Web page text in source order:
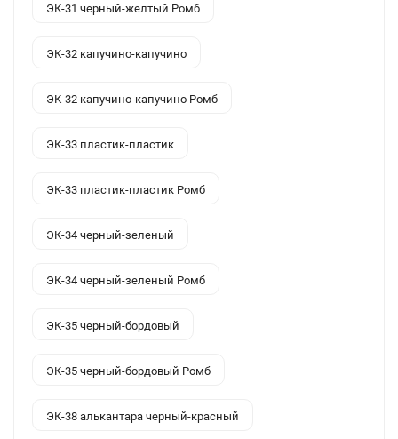
ЭК-31 черный-желтый Ромб
ЭК-32 капучино-капучино
ЭК-32 капучино-капучино Ромб
ЭК-33 пластик-пластик
ЭК-33 пластик-пластик Ромб
ЭК-34 черный-зеленый
ЭК-34 черный-зеленый Ромб
ЭК-35 черный-бордовый
ЭК-35 черный-бордовый Ромб
ЭК-38 алькантара черный-красный